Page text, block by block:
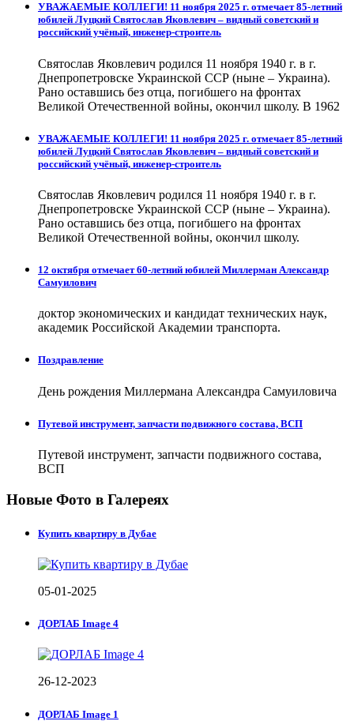
УВАЖАЕМЫЕ КОЛЛЕГИ! 11 ноября 2025 г. отмечает 85-летний
юбилей Луцкий Святослав Яковлевич – видный советский и
российский учёный, инженер-строитель
Святослав Яковлевич родился 11 ноября 1940 г. в г.
Днепропетровске Украинской ССР (ныне – Украина).
Рано оставшись без отца, погибшего на фронтах
Великой Отечественной войны, окончил школу. В 1962
УВАЖАЕМЫЕ КОЛЛЕГИ! 11 ноября 2025 г. отмечает 85-летний
юбилей Луцкий Святослав Яковлевич – видный советский и
российский учёный, инженер-строитель
Святослав Яковлевич родился 11 ноября 1940 г. в г.
Днепропетровске Украинской ССР (ныне – Украина).
Рано оставшись без отца, погибшего на фронтах
Великой Отечественной войны, окончил школу.
12 октября отмечает 60-летний юбилей Миллерман Александр
Самуилович
доктор экономических и кандидат технических наук,
академик Российской Академии транспорта.
Поздравление
День рождения Миллермана Александра Самуиловича
Путевой инструмент, запчасти подвижного состава, ВСП
Путевой инструмент, запчасти подвижного состава,
ВСП
Новые Фото в Галереях
Купить квартиру в Дубае
05-01-2025
ДОРЛАБ Image 4
26-12-2023
ДОРЛАБ Image 1